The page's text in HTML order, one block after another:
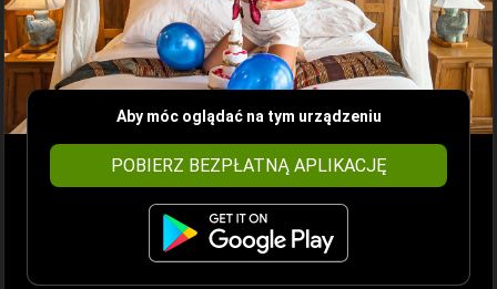
Aby móc oglądać na tym urządzeniu
POBIERZ BEZPŁATNĄ APLIKACJĘ